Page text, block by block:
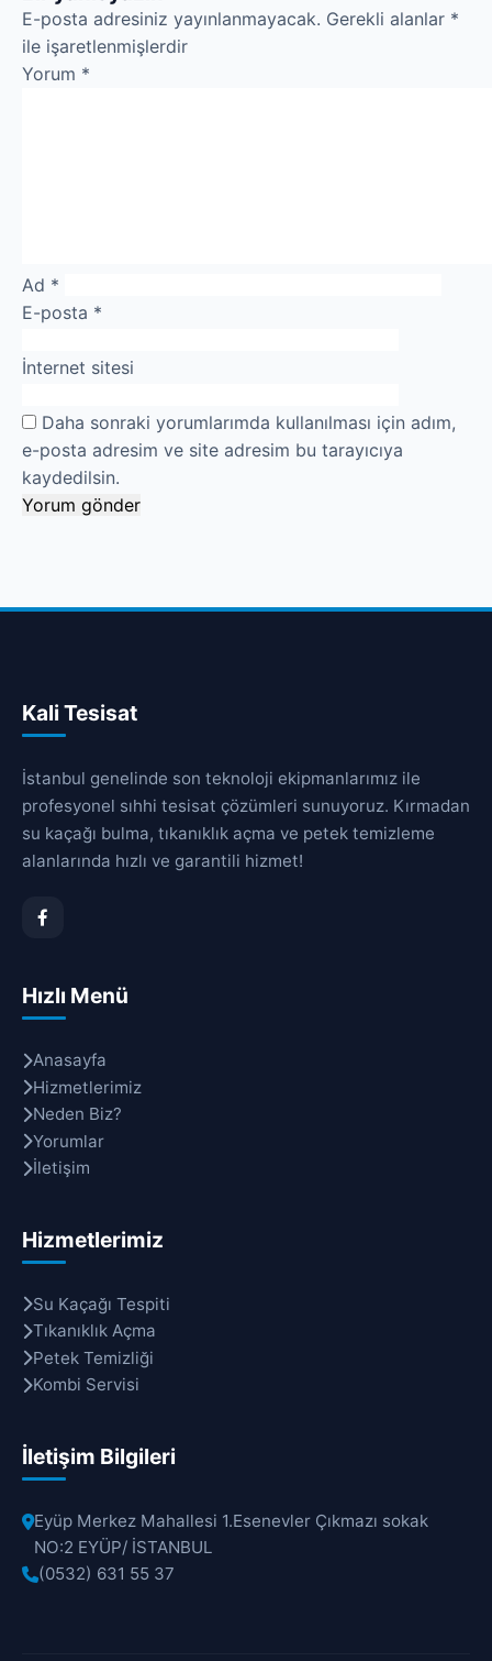
Robotla Tıkanıklık Açma
Su Kaçağı Tespiti
Profesyonel Petek Temizliği
İletişim
E-posta adresiniz yayınlanmayacak. Gerekli alanlar *
ile işaretlenmişlerdir
Yorum *
Ad *
E-posta *
İnternet sitesi
Daha sonraki yorumlarımda kullanılması için adım,
e-posta adresim ve site adresim bu tarayıcıya
kaydedilsin.
Kali Tesisat
İstanbul genelinde son teknoloji ekipmanlarımız ile
profesyonel sıhhi tesisat çözümleri sunuyoruz. Kırmadan
su kaçağı bulma, tıkanıklık açma ve petek temizleme
alanlarında hızlı ve garantili hizmet!
Hızlı Menü
Anasayfa
Hizmetlerimiz
Neden Biz?
Yorumlar
İletişim
Hizmetlerimiz
Su Kaçağı Tespiti
Tıkanıklık Açma
Petek Temizliği
Kombi Servisi
İletişim Bilgileri
Eyüp Merkez Mahallesi 1.Esenevler Çıkmazı sokak
NO:2 EYÜP/ İSTANBUL
(0532) 631 55 37